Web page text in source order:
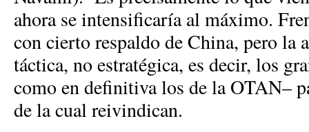
ahora se intensificaría al máximo.
con cierto respaldo de China, pero la
táctica, no estratégica, es decir, los
como en definitiva los de la OTAN–
de la cual reivindican.